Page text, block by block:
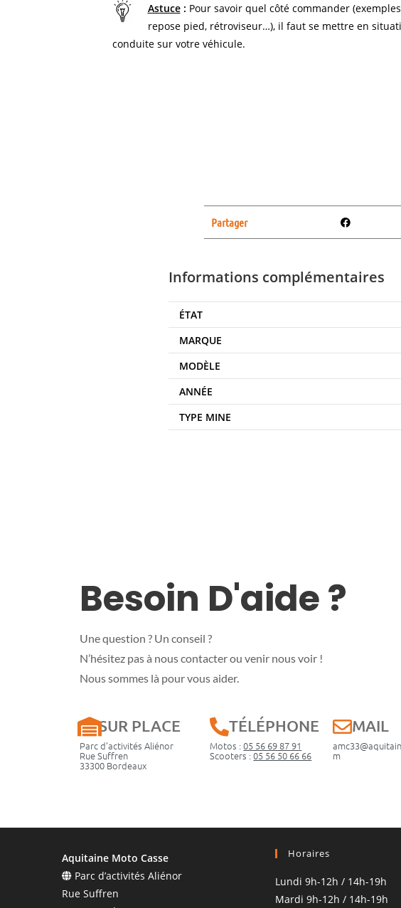
Astuce: Pour savoir quel côté commander
repose pied, rétroviseur…), il faut se mettre en
conduite sur votre véhicule.
Partager
Informations complémentaires
ÉTAT
MARQUE
MODÈLE
ANNÉE
TYPE MINE
Besoin D'aide ?
Une question ? Un conseil ?
N’hésitez pas à nous contacter ou venir nous voir !
Nous sommes là pour vous aider.
SUR PLACE
Parc d’activités Aliénor
Rue Suffren
33300 Bordeaux
TÉLÉPHONE
Motos :05 56 69 87 91
Scooters :05 56 50 66 66
MAIL
m
Aquitaine Moto Casse
Parc d’activités Aliénor
Rue Suffren
Horaires
Lundi 9h-12h / 14h-19h
Mardi 9h-12h / 14h-19h